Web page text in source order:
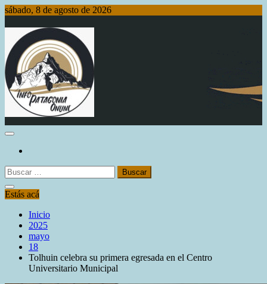
Saltar
contenido
sábado, 8 de agosto de 2026
Info Patagonia Online
Buscar:
Estás acá
Inicio
2025
mayo
18
Tolhuin celebra su primera egresada en el Centro
Universitario Municipal